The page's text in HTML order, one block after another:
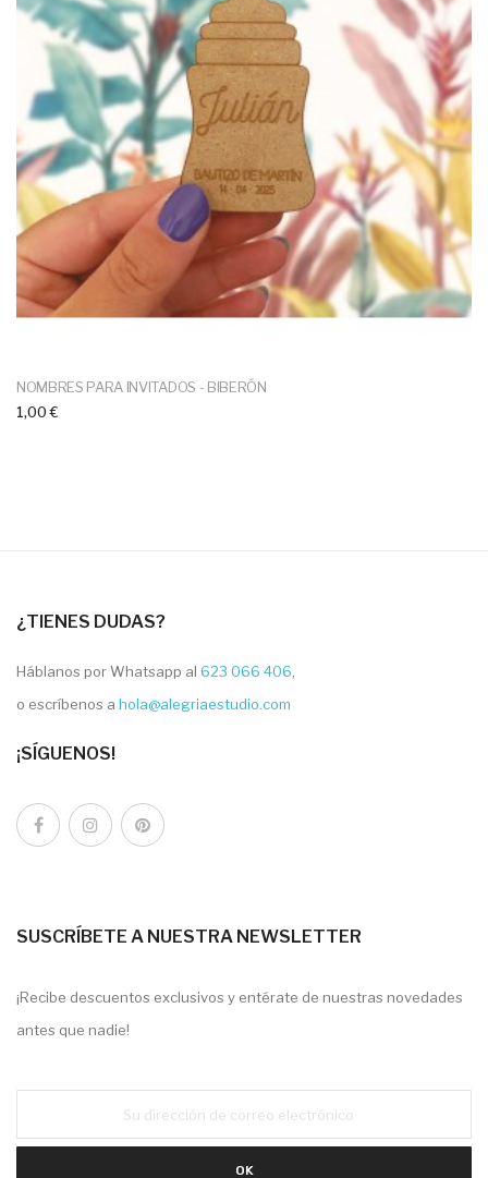
NOMBRES PARA INVITADOS - BIBERÓN
1,00 €
¿TIENES DUDAS?
Háblanos por Whatsapp al 623 066 406,
o escríbenos a hola@alegriaestudio.com
¡SÍGUENOS!
SUSCRÍBETE A NUESTRA NEWSLETTER
¡Recibe descuentos exclusivos y entérate de nuestras novedades
antes que nadie!